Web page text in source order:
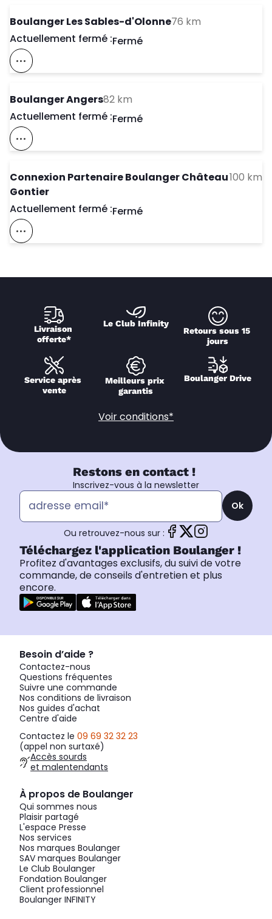
Boulanger Les Sables-d'Olonne76 km
Actuellement fermé :Day of the Week
Fermé
Voir Ce Magasin Sur La Carte
Boulanger Angers82 km
Actuellement fermé :Day of the Week
Fermé
Voir Ce Magasin Sur La Carte
Connexion Partenaire Boulanger Château
Gontier
100 km
Actuellement fermé :Day of the Week
Fermé
Voir Ce Magasin Sur La Carte
Livraison
offerte*
Le Club Infinity
Retours sous 15
jours
Service après
vente
Meilleurs prix
garantis
Boulanger Drive
Voir conditions*
Restons en contact !
Inscrivez-vous à la newsletter
Ok
Ou retrouvez-nous sur :
Téléchargez l'application Boulanger !
Profitez d'avantages exclusifs, du suivi de votre
commande, de conseils d'entretien et plus
encore.
Besoin d’aide ?
Contactez-nous
Questions fréquentes
Suivre une commande
Nos conditions de livraison
Nos guides d'achat
Centre d'aide
Contactez le 09 69 32 32 23
(appel non surtaxé)
Accès sourds
et malentendants
À propos de Boulanger
Qui sommes nous
Plaisir partagé
L'espace Presse
Nos services
Nos marques Boulanger
SAV marques Boulanger
Le Club Boulanger
Fondation Boulanger
Client professionnel
Boulanger INFINITY